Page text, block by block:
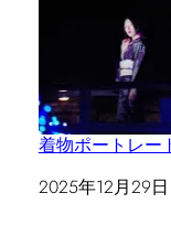
着物ポートレー
日付
2025年12月29日